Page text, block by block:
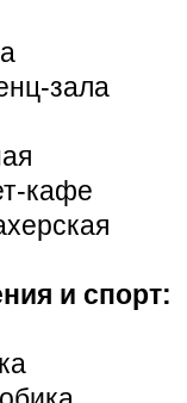
зала
кафе
и спорт: